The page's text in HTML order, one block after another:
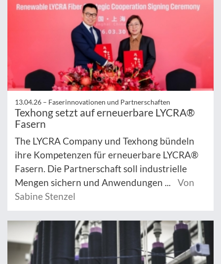
13.04.26 – Faserinnovationen und Partnerschaften
Texhong setzt auf erneuerbare LYCRA®
Fasern
The LYCRA Company und Texhong bündeln
ihre Kompetenzen für erneuerbare LYCRA®
Fasern. Die Partnerschaft soll industrielle
Mengen sichern und Anwendungen ...
Von
Sabine Stenzel